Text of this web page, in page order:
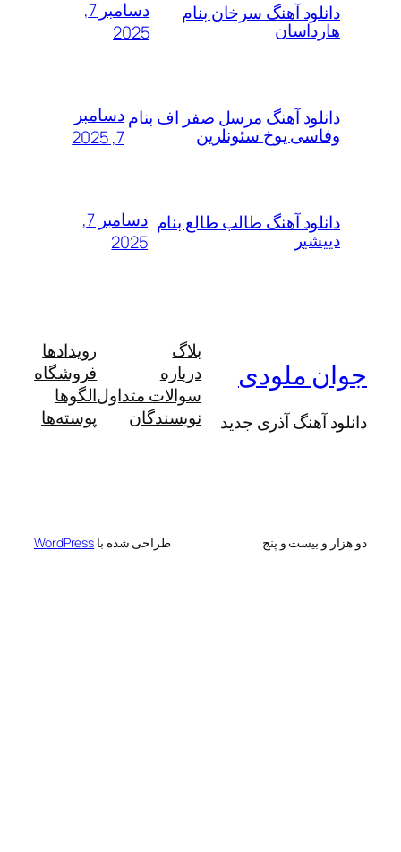
آهنگ سرخان بنام
آهنگ مرسل صفر اف بنام
یوخ سئونلرین
دسامبر
7, 2025
آهنگ طالب طالع بنام
دسامبر 7,
ملودی
آذری جدید
درباره
سوالات متداول
نویسندگان
رویدادها
فروشگاه
الگوها
پوسته‌ها
بیست و پنج WordPress